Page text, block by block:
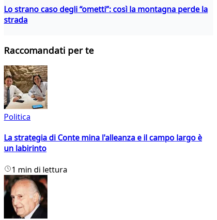
Lo strano caso degli “ometti”: così la montagna perde la
strada
Raccomandati per te
Politica
La strategia di Conte mina l'alleanza e il campo largo è
un labirinto
1 min di lettura